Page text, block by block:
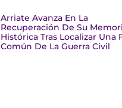
Arriate Avanza En La
Recuperación De Su
Histórica Tras Localizar Una
Común De La Guerra Civil